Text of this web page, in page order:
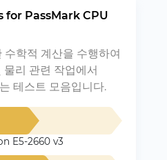
PassMark CPU
학적 계산을 수행하여
물리 관련 작업에서
테스트 모음입니다.
E5-2660 v3